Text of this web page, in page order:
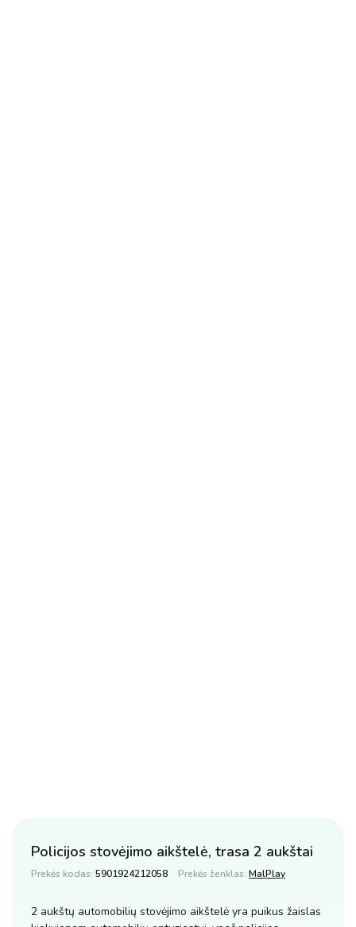
Policijos stovėjimo aikštelė, trasa 2 aukštai
Prekės kodas: 5901924212058 Prekės ženklas: MalPlay
2 aukštų automobilių stovėjimo aikštelė yra puikus žaislas